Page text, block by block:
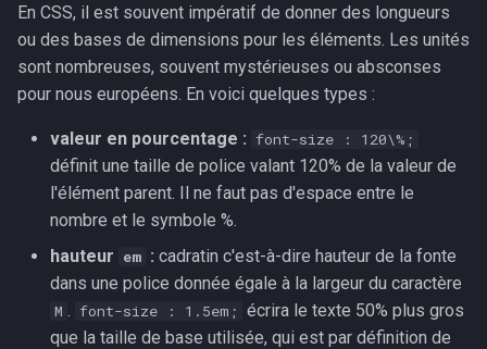
En CSS, il est souvent impératif de donner des longueurs
ou des bases de dimensions pour les éléments. Les unités
sont nombreuses, souvent mystérieuses ou absconses
pour nous européens. En voici quelques types :
valeur en pourcentage : font-size : 120\%;
définit une taille de police valant 120% de la valeur de
l'élément parent. Il ne faut pas d'espace entre le
nombre et le symbole %.
hauteur em : cadratin c'est-à-dire hauteur de la fonte
dans une police donnée égale à la largeur du caractère
M font-size : 1.5em; écrira le texte 50% plus gros
que la taille de base utilisée, qui est par définition de